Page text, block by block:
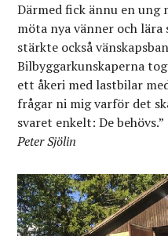
Därmed fick ännu en ung
möta nya vänner och
stärkte också
Bilbyggarkunskaperna
ett åkeri med lastbilar
frågar ni mig varför det
svaret enkelt: De behövs.”
Peter Sjölin